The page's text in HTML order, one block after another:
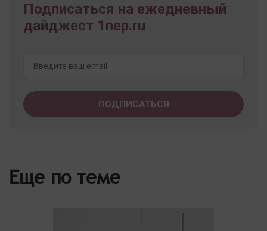
Подписаться на ежедневный
дайджест 1nep.ru
Еще по теме